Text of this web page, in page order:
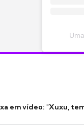
em vídeo: "Xuxu,